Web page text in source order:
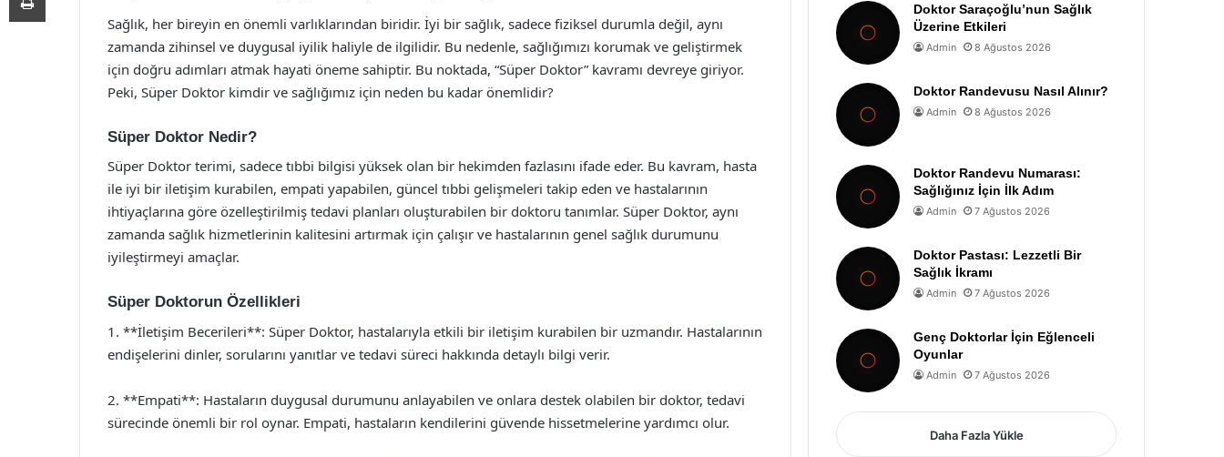
Sağlık, her bireyin en önemli varlıklarından biridir. İyi bir sağlık, sadece fiziksel durumla değil, aynı
zamanda zihinsel ve duygusal iyilik haliyle de ilgilidir. Bu nedenle, sağlığımızı korumak ve geliştirmek
için doğru adımları atmak hayati öneme sahiptir. Bu noktada, “Süper Doktor” kavramı devreye giriyor.
Peki, Süper Doktor kimdir ve sağlığımız için neden bu kadar önemlidir?
Süper Doktor Nedir?
Süper Doktor terimi, sadece tıbbi bilgisi yüksek olan bir hekimden fazlasını ifade eder. Bu kavram, hasta
ile iyi bir iletişim kurabilen, empati yapabilen, güncel tıbbi gelişmeleri takip eden ve hastalarının
ihtiyaçlarına göre özelleştirilmiş tedavi planları oluşturabilen bir doktoru tanımlar. Süper Doktor, aynı
zamanda sağlık hizmetlerinin kalitesini artırmak için çalışır ve hastalarının genel sağlık durumunu
iyileştirmeyi amaçlar.
Süper Doktorun Özellikleri
1. **İletişim Becerileri**: Süper Doktor, hastalarıyla etkili bir iletişim kurabilen bir uzmandır. Hastalarının
endişelerini dinler, sorularını yanıtlar ve tedavi süreci hakkında detaylı bilgi verir.
2. **Empati**: Hastaların duygusal durumunu anlayabilen ve onlara destek olabilen bir doktor, tedavi
sürecinde önemli bir rol oynar. Empati, hastaların kendilerini güvende hissetmelerine yardımcı olur.
Doktor Saraçoğlu’nun Sağlık
Üzerine Etkileri
Admin 8 Ağustos 2026
Doktor Randevusu Nasıl Alınır?
Admin 8 Ağustos 2026
Doktor Randevu Numarası:
Sağlığınız İçin İlk Adım
Admin 7 Ağustos 2026
Doktor Pastası: Lezzetli Bir
Sağlık İkramı
Admin 7 Ağustos 2026
Genç Doktorlar İçin Eğlenceli
Oyunlar
Admin 7 Ağustos 2026
Daha Fazla Yükle